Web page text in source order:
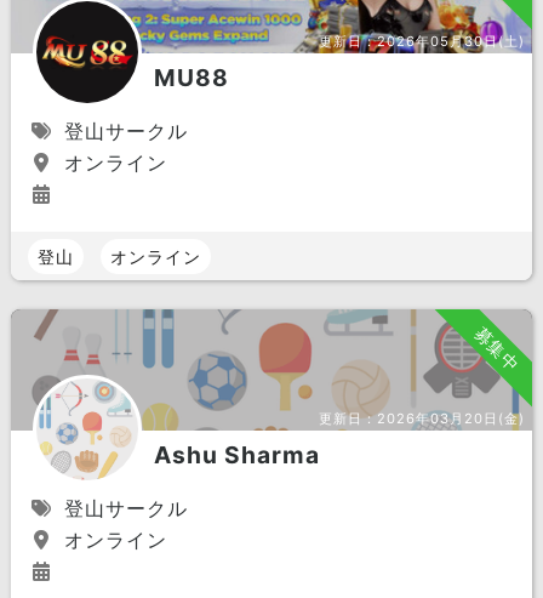
更新日：2026年05月30日(土)
MU88
登山サークル
オンライン
登山 オンライン
募集中
更新日：2026年03月20日(金)
Ashu Sharma
登山サークル
オンライン